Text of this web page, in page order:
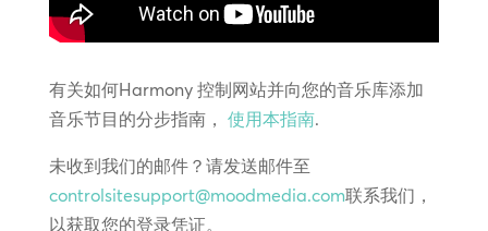
有关如何Harmony 控制网站并向您的音乐库添加
音乐节目的分步指南， 使用本指南.
未收到我们的邮件？请发送邮件至
controlsitesupport@moodmedia.com联系我们，
以获取您的登录凭证。